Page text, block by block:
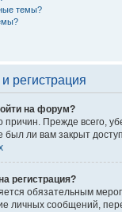
темы?
регистрация
на форум?
причин. Прежде всего,
был ли вам закрыт
регистрация?
обязательным
личных сообщений,